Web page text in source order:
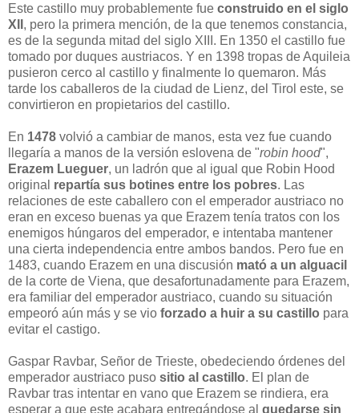
Este castillo muy probablemente fue construido en el siglo
XII , pero la primera mención, de la que tenemos constancia,
es de la segunda mitad del siglo XIII. En 1350 el castillo fue
tomado por duques austriacos. Y en 1398 tropas de Aquileia
pusieron cerco al castillo y finalmente lo quemaron. Más
tarde los caballeros de la ciudad de Lienz, del Tirol este, se
convirtieron en propietarios del castillo.
En 1478 volvió a cambiar de manos, esta vez fue cuando
llegaría a manos de la versión eslovena de "robin hood",
Erazem Lueguer, un ladrón que al igual que Robin Hood
original repartía sus botines entre los pobres. Las
relaciones de este caballero con el emperador austriaco no
eran en exceso buenas ya que Erazem tenía tratos con los
enemigos húngaros del emperador, e intentaba mantener
una cierta independencia entre ambos bandos. Pero fue en
1483, cuando Erazem en una discusión mató a un alguacil
de la corte de Viena, que desafortunadamente para Erazem,
era familiar del emperador austriaco, cuando su situación
empeoró aún más y se vio forzado a huir a su castillo para
evitar el castigo.
Gaspar Ravbar, Señor de Trieste, obedeciendo órdenes del
emperador austriaco puso sitio al castillo. El plan de
Ravbar tras intentar en vano que Erazem se rindiera, era
esperar a que este acabara entregándose al quedarse sin